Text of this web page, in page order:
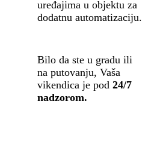
uređajima u objektu za
dodatnu automatizaciju.
Bilo da ste u gradu ili
na putovanju, Vaša
vikendica je pod 24/7
nadzorom.